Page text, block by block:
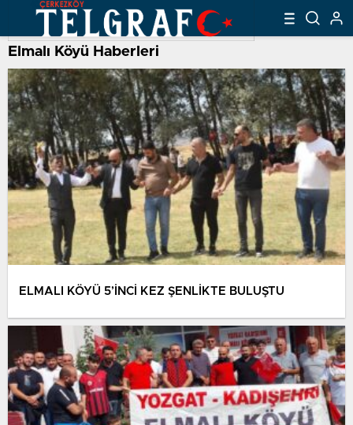
Elmalı Köyü Haberleri
ELMALI KÖYÜ 5’İNCİ KEZ ŞENLİKTE BULUŞTU